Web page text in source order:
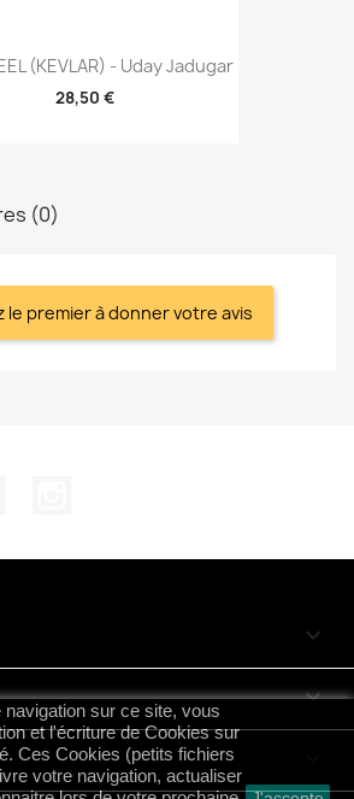
(KEVLAR) - Uday Jadugar
28,50 €
(0)
le premier à donner votre avis


sur ce site, vous
et l'écriture de Cookies sur
Ces Cookies (petits fichiers
votre navigation, actualiser